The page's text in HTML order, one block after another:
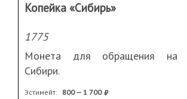
Копейка «Сибирь»
1775
Монета для обращения на
Сибири.
Эстимейт: 800 — 1 700